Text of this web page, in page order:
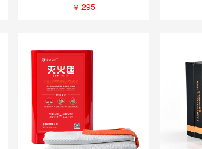
￥ 295